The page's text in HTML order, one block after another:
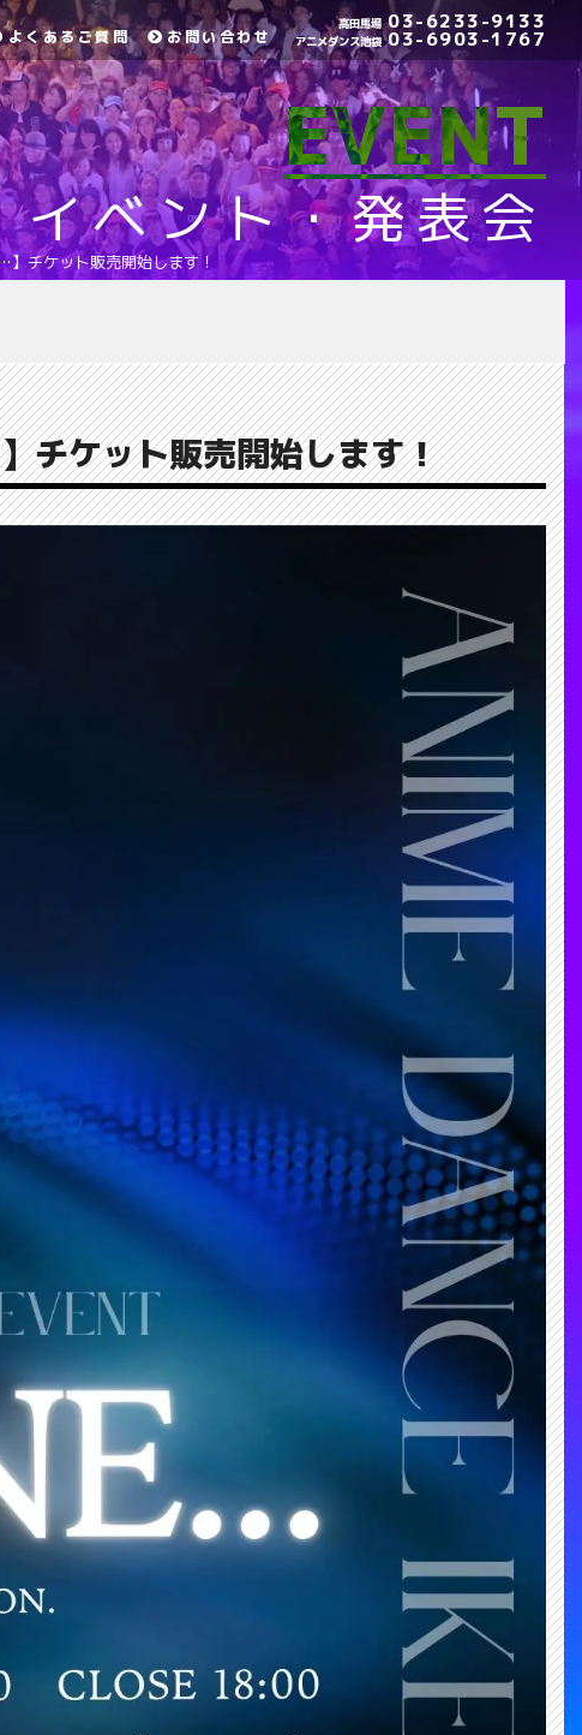
よくあるご質問 お問い合わせ
高田馬場 03-6233-9133
アニメダンス池袋 03-6903-1767
EVENT
イベント・発表会
チケット販売開始します！
ケット販売開始します！